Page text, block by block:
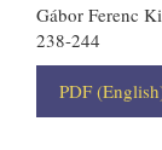
Gábor Ferenc
238-244
PDF